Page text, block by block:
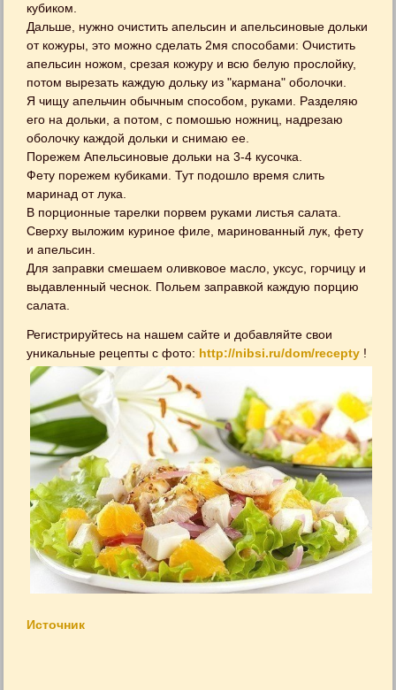
кубиком.
Дальше, нужно очистить апельсин и апельсиновые дольки
от кожуры, это можно сделать 2мя способами: Очистить
апельсин ножом, срезая кожуру и всю белую прослойку,
потом вырезать каждую дольку из "кармана" оболочки.
Я чищу апельчин обычным способом, руками. Разделяю
его на дольки, а потом, с помошью ножниц, надрезаю
оболочку каждой дольки и снимаю ее.
Порежем Апельсиновые дольки на 3-4 кусочка.
Фету порежем кубиками. Тут подошло время слить
маринад от лука.
В порционные тарелки порвем руками листья салата.
Сверху выложим куриное филе, маринованный лук, фету
и апельсин.
Для заправки смешаем оливковое масло, уксус, горчицу и
выдавленный чеснок. Польем заправкой каждую порцию
салата.
Регистрируйтесь на нашем сайте и добавляйте свои
уникальные рецепты с фото: http://nibsi.ru/dom/recepty !
Источник